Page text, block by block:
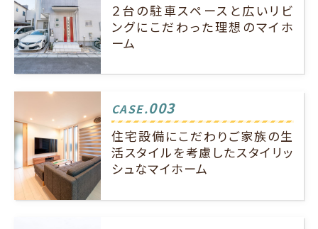
２台の駐車スペースと広いリビ
ングにこだわった理想のマイホ
ーム
CASE.003
住宅設備にこだわりご家族の生
活スタイルを考慮したスタイリッ
シュなマイホーム